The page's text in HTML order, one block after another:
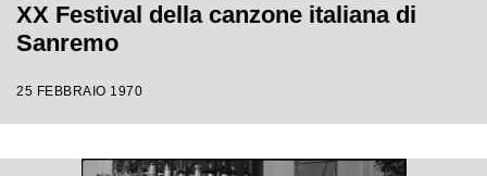
XX Festival della canzone italiana di
Sanremo
25 FEBBRAIO 1970